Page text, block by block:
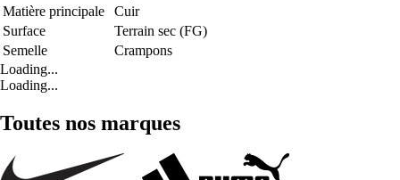
Matière principale
Cuir
Surface
Terrain sec (FG)
Semelle
Crampons
Loading...
Loading...
Toutes nos marques